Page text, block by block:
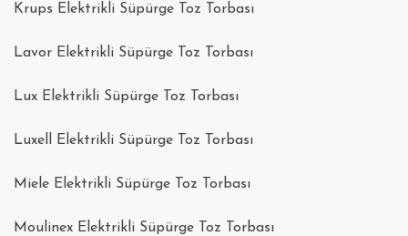
Krups Elektrikli Süpürge Toz Torbası
Lavor Elektrikli Süpürge Toz Torbası
Lux Elektrikli Süpürge Toz Torbası
Luxell Elektrikli Süpürge Toz Torbası
Miele Elektrikli Süpürge Toz Torbası
Moulinex Elektrikli Süpürge Toz Torbası